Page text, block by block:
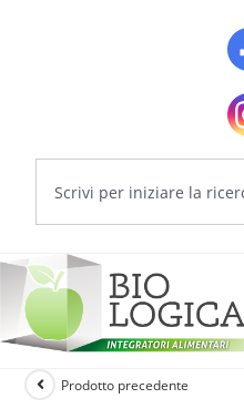
Prodotto precedente